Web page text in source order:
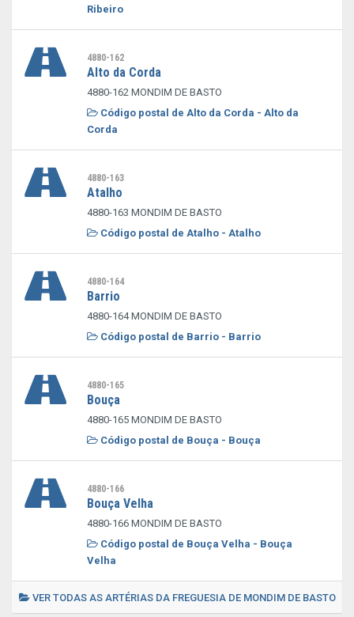
Ribeiro
4880-162
Alto da Corda
4880-162 MONDIM DE BASTO
Código postal de Alto da Corda - Alto da
Corda
4880-163
Atalho
4880-163 MONDIM DE BASTO
Código postal de Atalho - Atalho
4880-164
Barrio
4880-164 MONDIM DE BASTO
Código postal de Barrio - Barrio
4880-165
Bouça
4880-165 MONDIM DE BASTO
Código postal de Bouça - Bouça
4880-166
Bouça Velha
4880-166 MONDIM DE BASTO
Código postal de Bouça Velha - Bouça
Velha
VER TODAS AS ARTÉRIAS DA FREGUESIA DE MONDIM DE BASTO